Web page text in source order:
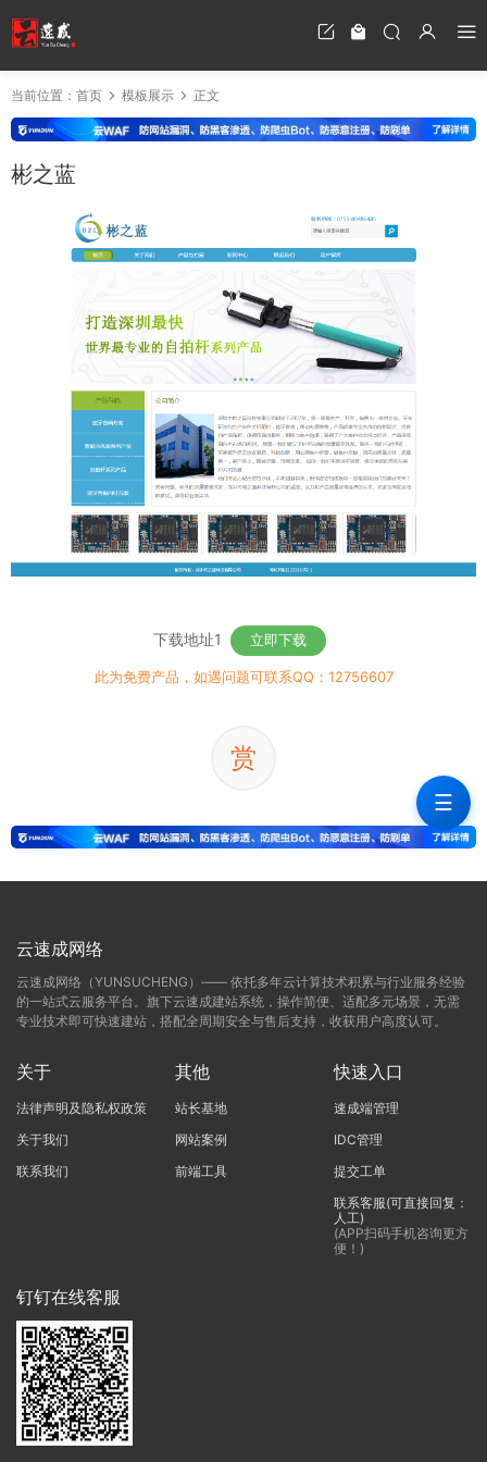
当前位置： 首页 模板展示 正文
彬之蓝
下载地址1 立即下载
此为免费产品，如遇问题可联系QQ：12756607
赏
云速成网络
云速成网络（YUNSUCHENG）—— 依托多年云计算技术积累与行业服务经验
的一站式云服务平台。旗下云速成建站系统，操作简便、适配多元场景，无需
专业技术即可快速建站，搭配全周期安全与售后支持，收获用户高度认可。
关于
法律声明及隐私权政策
关于我们
联系我们
其他
站长基地
网站案例
前端工具
快速入口
速成端管理
IDC管理
提交工单
联系客服(可直接回复：
人工)
(APP扫码手机咨询更方
便！)
钉钉在线客服
☰